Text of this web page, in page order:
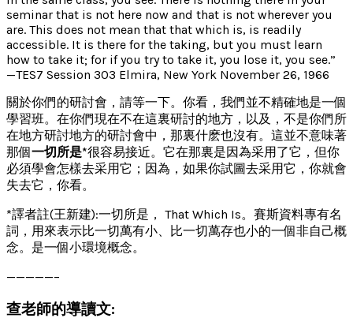
seminar that is not here now and that is not wherever you
are. This does not mean that that which is, is readily
accessible. It is there for the taking, but you must learn
how to take it; for if you try to take it, you lose it, you see.”
—TES7 Session 303 Elmira, New York November 26, 1966
關於你們的研討會，請等一下。你看，我們並不精確地是一個
學習班。在你們現在不在這裏研討的地方，以及，不是你們所
在地方研討地方的研討會中，那裏什麽也沒有。這並不意味著
那個一切所是*很容易接近。它在那裏是因為采用了它，但你
必須學會怎樣去采用它；因為，如果你試圖去采用它，你就會
失去它，你看。
*譯者註(王新建):一切所是， That Which Is。賽斯資料專有名
詞，用來表示比一切萬有小、比一切萬存也小的一個非自己概
念。是一個小環境概念。
—————–
查老師的導讀文: